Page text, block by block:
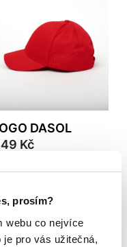
prosím?
webu co nejvíce
pro vás užitečná,
DASOL
Kč